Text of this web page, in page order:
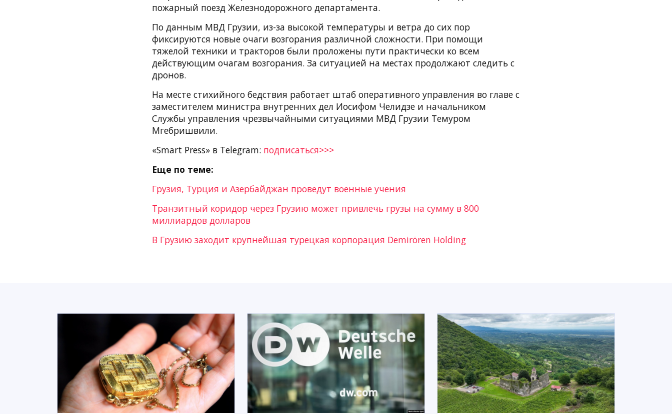
пожарный поезд Железнодорожного департамента.
По данным МВД Грузии, из-за высокой температуры и ветра до сих пор
фиксируются новые очаги возгорания различной сложности. При помощи
тяжелой техники и тракторов были проложены пути практически ко всем
действующим очагам возгорания. За ситуацией на местах продолжают следить с
дронов.
На месте стихийного бедствия работает штаб оперативного управления во главе с
заместителем министра внутренних дел Иосифом Челидзе и начальником
Службы управления чрезвычайными ситуациями МВД Грузии Темуром
Мгебришвили.
«Smart Press» в Telegram: подписаться>>>
Еще по теме:
Грузия, Турция и Азербайджан проведут военные учения
Транзитный коридор через Грузию может привлечь грузы на сумму в 800
миллиардов долларов
В Грузию заходит крупнейшая турецкая корпорация Demirören Holding